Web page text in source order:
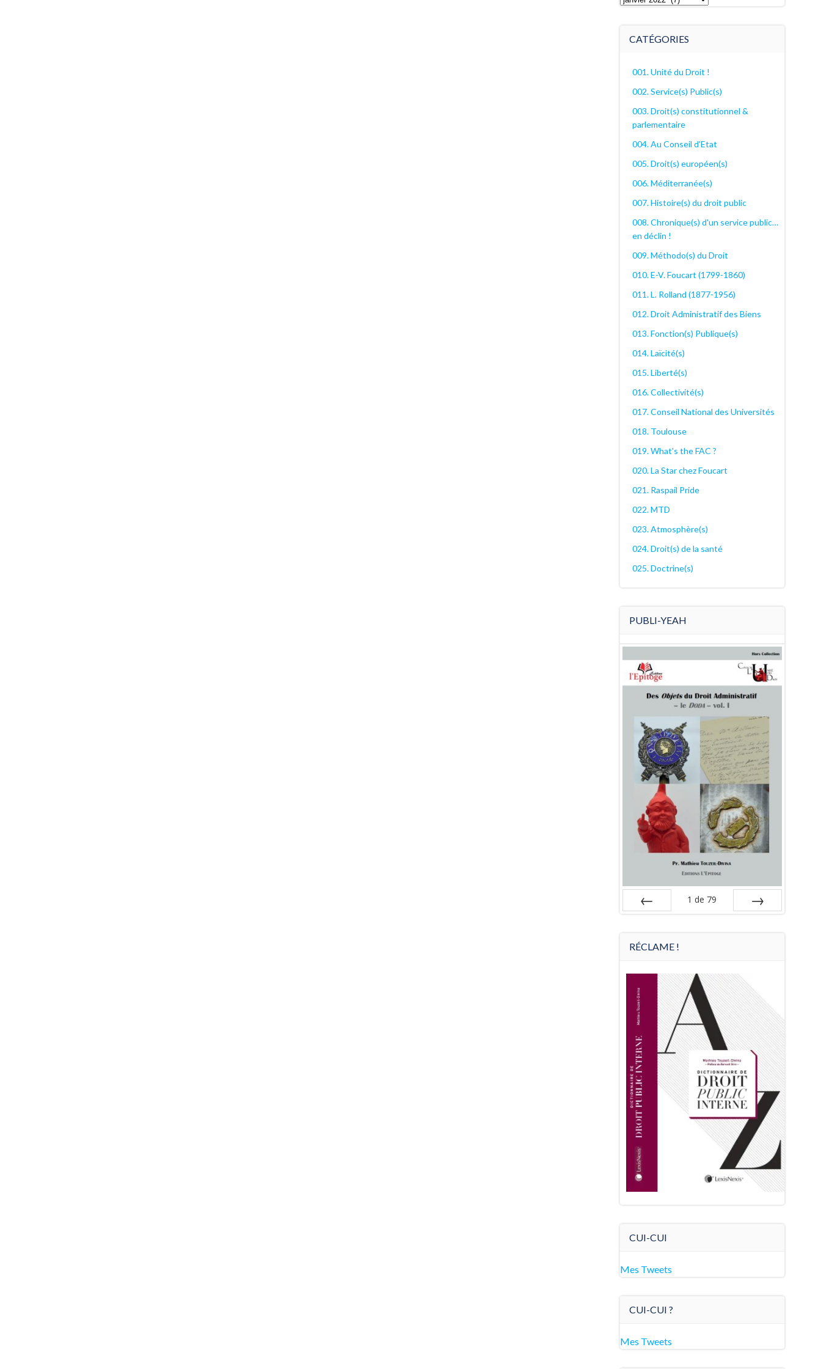
CATÉGORIES
001. Unité du Droit !
002. Service(s) Public(s)
003. Droit(s) constitutionnel &
parlementaire
004. Au Conseil d'Etat
005. Droit(s) européen(s)
006. Méditerranée(s)
007. Histoire(s) du droit public
008. Chronique(s) d'un service public…
en déclin !
009. Méthodo(s) du Droit
010. E-V. Foucart (1799-1860)
011. L. Rolland (1877-1956)
012. Droit Administratif des Biens
013. Fonction(s) Publique(s)
014. Laïcité(s)
015. Liberté(s)
016. Collectivité(s)
017. Conseil National des Universités
018. Toulouse
019. What's the FAC ?
020. La Star chez Foucart
021. Raspail Pride
022. MTD
023. Atmosphère(s)
024. Droit(s) de la santé
025. Doctrine(s)
PUBLI-YEAH
1 de 79
RÉCLAME !
CUI-CUI
Mes Tweets
CUI-CUI ?
Mes Tweets